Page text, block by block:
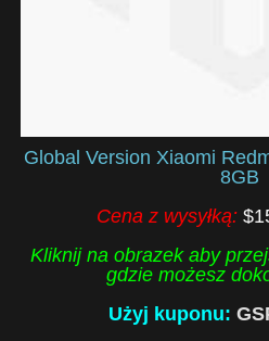
Global Version Xiaomi
8GB
Cena z wysyłką:
Kliknij na obrazek aby
gdzie możesz
Użyj kuponu: